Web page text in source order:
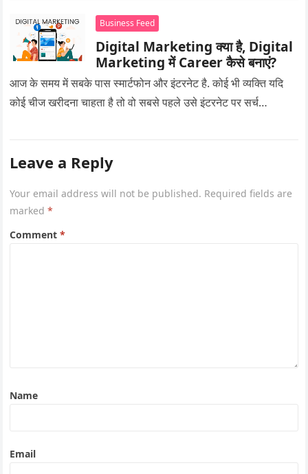
Business Feed
Digital Marketing क्या है, Digital
Marketing में Career कैसे बनाएं?
आज के समय में सबके पास स्मार्टफोन और इंटरनेट है. कोई भी व्यक्ति यदि
कोई चीज खरीदना चाहता है तो वो सबसे पहले उसे इंटरनेट पर सर्च…
Leave a Reply
Your email address will not be published. Required fields are
marked*
Comment*
Name
Email